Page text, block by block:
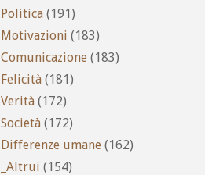
Politica (191)
Motivazioni (183)
Comunicazione (183)
Felicità (181)
Verità (172)
Società (172)
Differenze umane (162)
_Altrui (154)